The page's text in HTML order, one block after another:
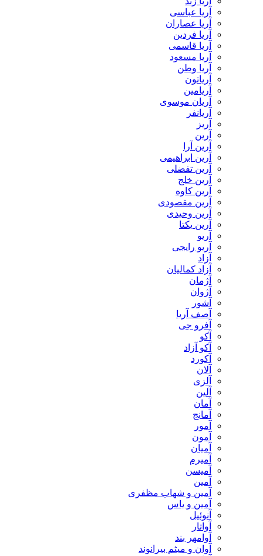
آریا عباسی
آریا عصاران
آریا فردین
آریا قاسمی
آریا مسعود
آریا وطن
آریاتون
آریامین
آریان موسوی
آریانفر
آریز
آرین
آرین آرا
آرین ابراهیمی
آرین تفضلی
آرین خلج
آرین کاوه
آرین مقصودی
آرین وحیدی
آرین یکتا
آریو
آریو رایجی
آزاد
آزاد کمالیان
آژمان
آژوان
آشور
آصف آریا
آفرو جی
آکو
آکو آزاد
آکورد
آلان
آلزی
آلین
آمان
آمانج
آمور
آمون
آمیان
آمیرم
آمیسن
آمین
آمین و شهاب مظفری
آمین و یاس
آنوئیل
آواتار
آوامهر بند
آوان و میثم بیرانوند